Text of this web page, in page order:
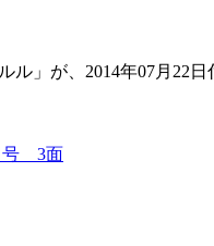
ル」が、2014年07月22
号 3面